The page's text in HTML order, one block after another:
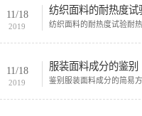
11/18
2019
纺织面料的耐热度试
纺织面料的耐热度试验耐热
11/18
2019
服装面料成分的鉴别
鉴别服装面料成分的简易方